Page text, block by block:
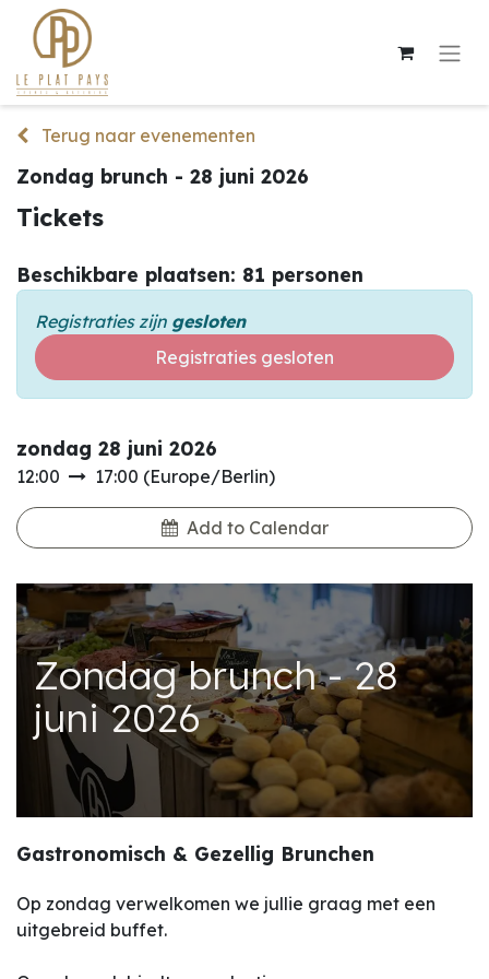
Terug naar evenementen
Zondag brunch - 28 juni 2026
Tickets
Beschikbare plaatsen: 81 personen
Registraties zijn gesloten
Registraties gesloten
zondag 28 juni 2026
12:00 17:00 (Europe/Berlin)
Add to Calendar
Zondag brunch - 28
juni 2026
Gastronomisch & Gezellig Brunchen
Op zondag verwelkomen we jullie graag met een
uitgebreid buffet.